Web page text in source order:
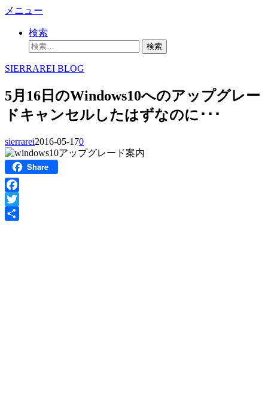
コ
へ
キ
ッ
プ
メニュー
検索
検
SIERRAREI BLOG
5月16日のWindows10へのアップグレー
ドキャンセルしたはずなのに･･･
sierrarei2016-05-170
Share
Facebook
Twitter